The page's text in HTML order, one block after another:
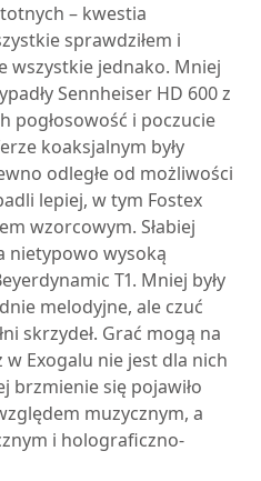
– kwestia
sprawdziłem i
wszystkie jednako. Mniej
Sennheiser HD 600 z
pogłosowość i poczucie
koaksjalnym były
odległe od możliwości
lepiej, w tym Fostex
wzorcowym. Słabiej
nietypowo wysoką
T1. Mniej były
melodyjne, ale czuć
skrzydeł. Grać mogą na
Exogalu nie jest dla nich
brzmienie się pojawiło
muzycznym, a
i holograficzno-